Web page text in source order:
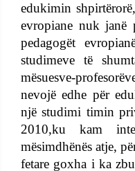
edukimin
evropiane nuk janë
pedagogët
studimeve të
mësuesve-
nevojë edhe për
një studimi timin
2010,ku kam
mësimdhënës atje,
fetare goxha i ka